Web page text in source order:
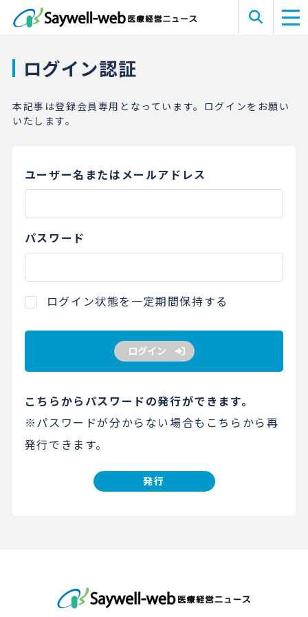
ログイン認証
本記事は登録会員専用となっています。ログインをお願い
いたします。
ユーザー名またはメールアドレス
パスワード
ログイン状態を一定期間保持する
ログイン
こちらからパスワードの発行ができます。
※パスワードが分からない場合もこちらから再
発行できます。
発行